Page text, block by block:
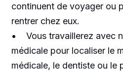
continuent de voyager ou
rentrer chez eux.
• Vous travaillerez avec
médicale pour localiser le
médicale, le dentiste ou le